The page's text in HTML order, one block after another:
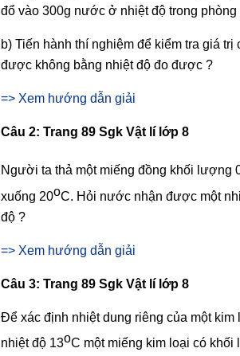
đổ vào 300g nước ở nhiệt độ trong phòng
b) Tiến hành thí nghiệm để kiểm tra giá
được không bằng nhiệt độ đo được ?
=> Xem hướng dẫn giải
Câu 2: Trang 89 Sgk Vật lí lớp 8
Người ta thả một miếng đồng khối lượng
xuống 20oC. Hỏi nước nhận được một
độ ?
=> Xem hướng dẫn giải
Câu 3: Trang 89 Sgk Vật lí lớp 8
Để xác định nhiệt dung riêng của một
nhiệt độ 13oC một miếng kim loại có